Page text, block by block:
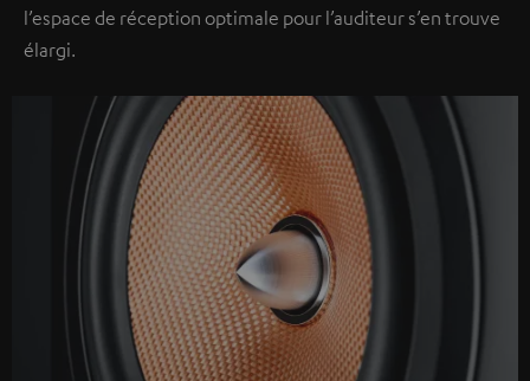
l’espace de réception optimale pour l’auditeur s’en trouve
élargi.